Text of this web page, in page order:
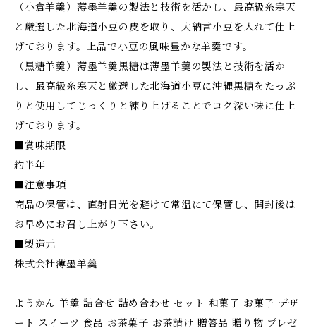
（小倉羊羹）薄墨羊羹の製法と技術を活かし、最高級糸寒天
と厳選した北海道小豆の皮を取り、大納言小豆を入れて仕上
げております。上品で小豆の風味豊かな羊羹です。
（黒糖羊羹）薄墨羊羹黒糖は薄墨羊羹の製法と技術を活か
し、最高級糸寒天と厳選した北海道小豆に沖縄黒糖をたっぷ
りと使用してじっくりと練り上げることでコク深い味に仕上
げております。
■賞味期限
約半年
■注意事項
商品の保管は、直射日光を避けて常温にて保管し、開封後は
お早めにお召し上がり下さい。
■製造元
株式会社薄墨羊羹
ようかん 羊羹 詰合せ 詰め合わせ セット 和菓子 お菓子 デザ
ート スイーツ 食品 お茶菓子 お茶請け 贈答品 贈り物 プレゼ